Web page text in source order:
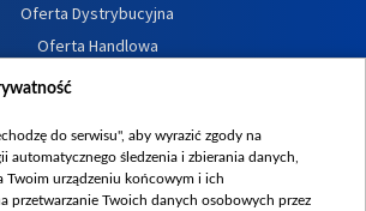
Oferta Dystrybucyjna
Oferta Handlowa
Dostępność
zgłoszeń wewnętrznych
do serwisu", aby wyrazić zgody na
automatycznego śledzenia i zbierania danych,
Twoim urządzeniu końcowym i ich
przetwarzanie Twoich danych osobowych przez